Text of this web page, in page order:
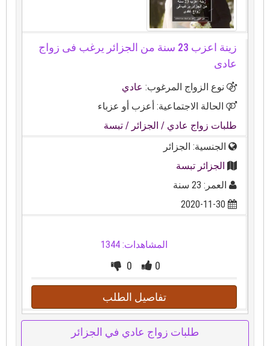
زينة اعزب 23 سنة من الجزائر يرغب فى زواج
عادى
نوع الزواج المرغوب:عادي
الحالة الاجتماعية: أعزب أو عزباء
طلبات زواج عادي/ الجزائر / تبسة
الجنسية: الجزائر
الجزائر تبسة
العمر: 23 سنة
2020-11-30
المشاهدات: 1344
0
0
تفاصيل الطلب
طلبات زواج عادي في الجزائر